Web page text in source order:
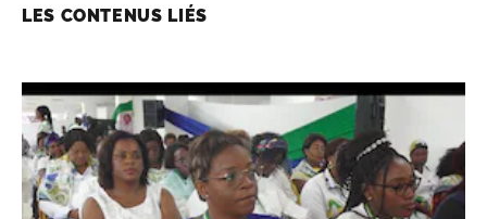
LES CONTENUS LIÉS